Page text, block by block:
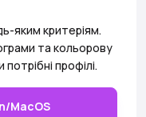
яким критеріям.
та кольорову
профілі.
MacOS